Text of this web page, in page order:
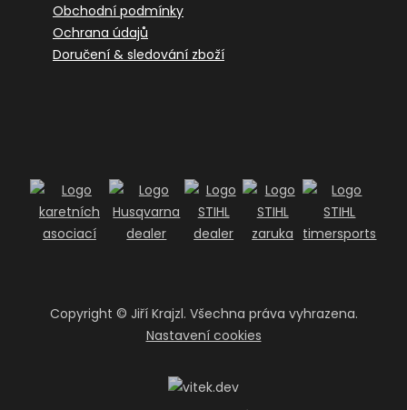
Obchodní podmínky
Ochrana údajů
Doručení & sledování zboží
Copyright © Jiří Krajzl. Všechna práva vyhrazena.
Nastavení cookies